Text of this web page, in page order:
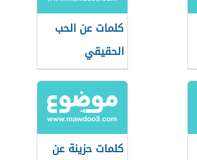
كلمات عن الحب
الحقيقي
كلمات حزينة عن